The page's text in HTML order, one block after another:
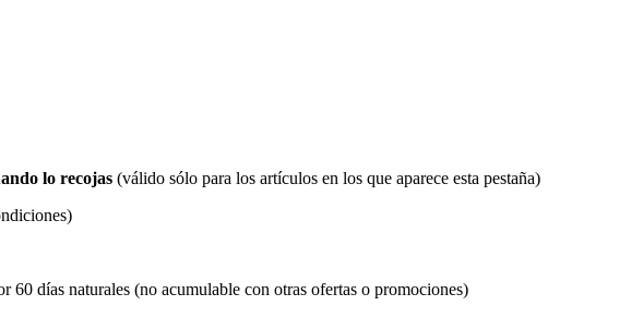
lo recojas (válido sólo para los artículos en los que aparece esta pestaña)
60 días naturales (no acumulable con otras ofertas o promociones)